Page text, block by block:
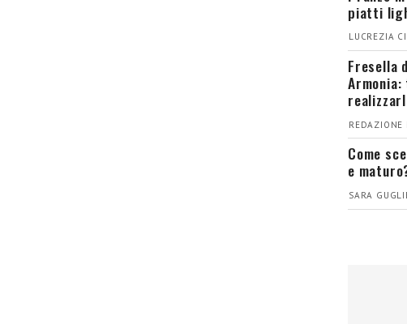
piatti
LUCREZIA
Fresella
Come
e
SARA